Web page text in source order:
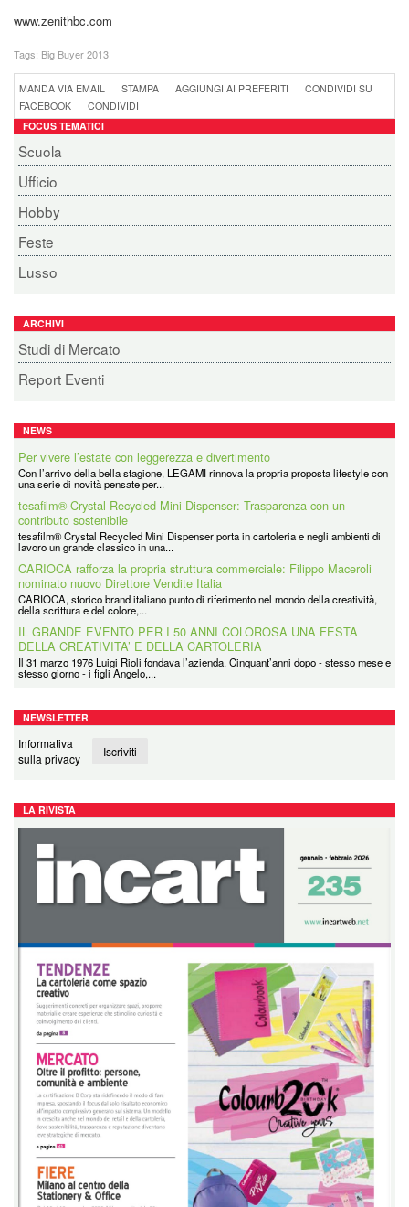
www.zenithbc.com
Tags: Big Buyer 2013
MANDA VIA EMAIL STAMPA AGGIUNGI AI PREFERITI
CONDIVIDI SU
FACEBOOK
CONDIVIDI
FOCUS TEMATICI
Scuola
Ufficio
Hobby
Feste
Lusso
ARCHIVI
Studi di Mercato
Report Eventi
NEWS
Per vivere l’estate con leggerezza e divertimento
Con l’arrivo della bella stagione, LEGAMI rinnova la propria proposta lifestyle con
una serie di novità pensate per...
tesafilm® Crystal Recycled Mini Dispenser: Trasparenza con un
contributo sostenibile
tesafilm® Crystal Recycled Mini Dispenser porta in cartoleria e negli ambienti di
lavoro un grande classico in una...
CARIOCA rafforza la propria struttura commerciale: Filippo Maceroli
nominato nuovo Direttore Vendite Italia
CARIOCA, storico brand italiano punto di riferimento nel mondo della creatività,
della scrittura e del colore,...
IL GRANDE EVENTO PER I 50 ANNI COLOROSA UNA FESTA
DELLA CREATIVITA’ E DELLA CARTOLERIA
Il 31 marzo 1976 Luigi Rioli fondava l’azienda. Cinquant’anni dopo - stesso mese e
stesso giorno - i figli Angelo,...
Coolpack Italy Srl è la filiale italiana di un grande Gruppo avente Sede in Polonia
e presente in tutti i principali...
NEWSLETTER
Informativa
sulla privacy
Iscriviti
LA RIVISTA